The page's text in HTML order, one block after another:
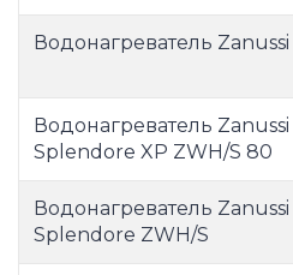
Водонагреватель
Водонагреватель Zanussi
Splendore XP ZWH/S 80
Водонагреватель Zanussi
Splendore ZWH/S